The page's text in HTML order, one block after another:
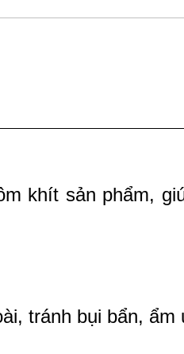
khít sản phẩm,
tránh bụi bẩn,